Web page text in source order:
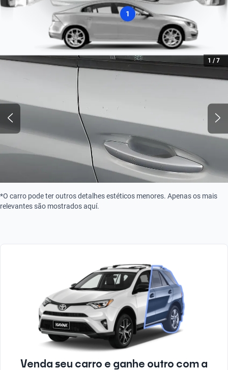
1
1 /7
*O carro pode ter outros detalhes estéticos menores. Apenas os mais
relevantes são mostrados aquí.
Venda seu carro e ganhe outro com a